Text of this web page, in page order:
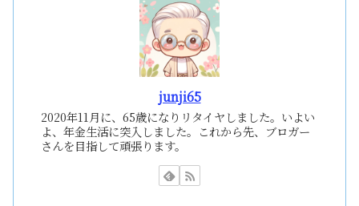
junji65
2020年11月に、65歳になりリタイヤしました。いよい
よ、年金生活に突入しました。これから先、ブロガー
さんを目指して頑張ります。